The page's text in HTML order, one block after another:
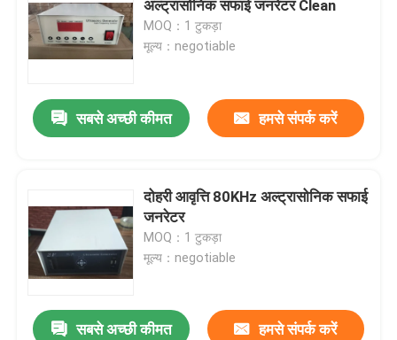
Piezo सिरेमिक प्लेट
पाइज़िओलेक्ट्रिक सिरेमिक डिस्क
अल्ट्रासोनिक वेल्डिंग ट्रांसड्यूसर
अल्ट्रासोनिक सौंदर्य ट्रांसड्यूसर
अल्ट्रासोनिक प्रतिबाधा
अल्ट्रासोनिक सफाई जनरेटर Clean
MOQ：1 टुकड़ा
मूल्य：negotiable
सबसे अच्छी कीमत हमसे संपर्क करें
दोहरी आवृत्ति 80KHz अल्ट्रासोनिक सफाई
जनरेटर
MOQ：1 टुकड़ा
मूल्य：negotiable
सबसे अच्छी कीमत हमसे संपर्क करें